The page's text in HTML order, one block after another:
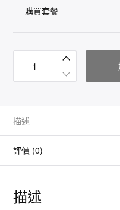
購買套餐
「
凝
T
T
A
N
G
E
膠
男
描述
評價 (0)
描述